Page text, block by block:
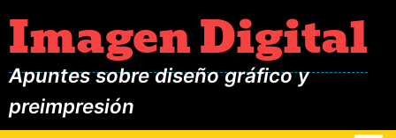
Imagen Digital
Apuntes sobre diseño gráfico y
preimpresión